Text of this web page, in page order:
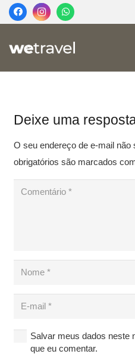
Deixe uma
O seu endereço de e-mail não
obrigatórios são marcados
Salvar meus dados neste
que eu comentar.